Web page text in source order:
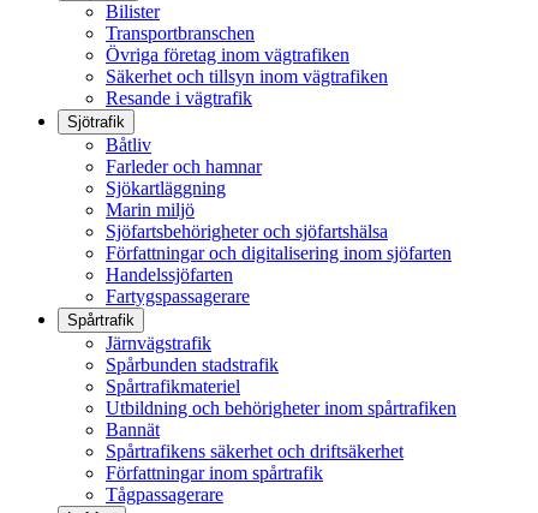
Bilister
Transportbranschen
Övriga företag inom vägtrafiken
Säkerhet och tillsyn inom vägtrafiken
Resande i vägtrafik
Sjötrafik
Båtliv
Farleder och hamnar
Sjökartläggning
Marin miljö
Sjöfartsbehörigheter och sjöfartshälsa
Författningar och digitalisering inom sjöfarten
Handelssjöfarten
Fartygspassagerare
Spårtrafik
Järnvägstrafik
Spårbunden stadstrafik
Spårtrafikmateriel
Utbildning och behörigheter inom spårtrafiken
Bannät
Spårtrafikens säkerhet och driftsäkerhet
Författningar inom spårtrafik
Tågpassagerare